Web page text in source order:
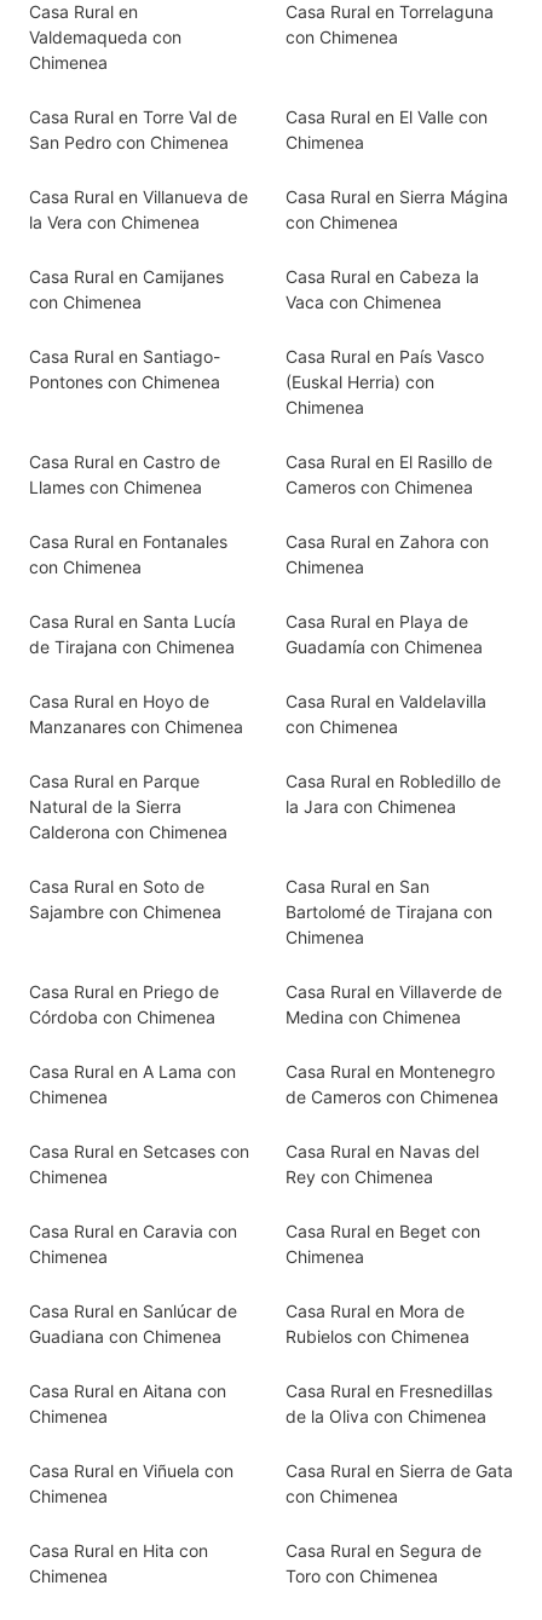
Casa Rural en
Valdemaqueda con
Chimenea
Casa Rural en Torrelaguna
con Chimenea
Casa Rural en Torre Val de
San Pedro con Chimenea
Casa Rural en El Valle con
Chimenea
Casa Rural en Villanueva de
la Vera con Chimenea
Casa Rural en Sierra Mágina
con Chimenea
Casa Rural en Camijanes
con Chimenea
Casa Rural en Cabeza la
Vaca con Chimenea
Casa Rural en Santiago-
Pontones con Chimenea
Casa Rural en País Vasco
(Euskal Herria) con
Chimenea
Casa Rural en Castro de
Llames con Chimenea
Casa Rural en El Rasillo de
Cameros con Chimenea
Casa Rural en Fontanales
con Chimenea
Casa Rural en Zahora con
Chimenea
Casa Rural en Santa Lucía
de Tirajana con Chimenea
Casa Rural en Playa de
Guadamía con Chimenea
Casa Rural en Hoyo de
Manzanares con Chimenea
Casa Rural en Valdelavilla
con Chimenea
Casa Rural en Parque
Natural de la Sierra
Calderona con Chimenea
Casa Rural en Robledillo de
la Jara con Chimenea
Casa Rural en Soto de
Sajambre con Chimenea
Casa Rural en San
Bartolomé de Tirajana con
Chimenea
Casa Rural en Priego de
Córdoba con Chimenea
Casa Rural en Villaverde de
Medina con Chimenea
Casa Rural en A Lama con
Chimenea
Casa Rural en Montenegro
de Cameros con Chimenea
Casa Rural en Setcases con
Chimenea
Casa Rural en Navas del
Rey con Chimenea
Casa Rural en Caravia con
Chimenea
Casa Rural en Beget con
Chimenea
Casa Rural en Sanlúcar de
Guadiana con Chimenea
Casa Rural en Mora de
Rubielos con Chimenea
Casa Rural en Aitana con
Chimenea
Casa Rural en Fresnedillas
de la Oliva con Chimenea
Casa Rural en Viñuela con
Chimenea
Casa Rural en Sierra de Gata
con Chimenea
Casa Rural en Hita con
Chimenea
Casa Rural en Segura de
Toro con Chimenea